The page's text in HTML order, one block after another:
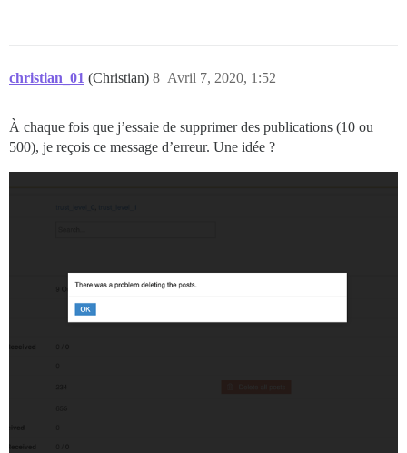
christian_01 (Christian) Avril 7, 2020, 1:52
8
À chaque fois que j’essaie de supprimer des publications (10 ou
500), je reçois ce message d’erreur. Une idée ?